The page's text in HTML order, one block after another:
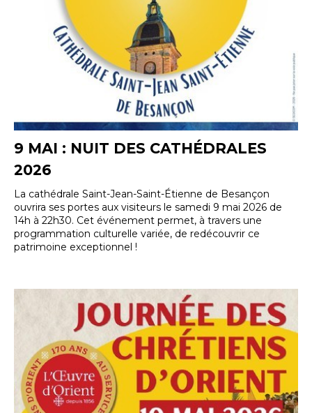
9 MAI : NUIT DES CATHÉDRALES
2026
La cathédrale Saint-Jean-Saint-Étienne de Besançon
ouvrira ses portes aux visiteurs le samedi 9 mai 2026 de
14h à 22h30. Cet événement permet, à travers une
programmation culturelle variée, de redécouvrir ce
patrimoine exceptionnel !